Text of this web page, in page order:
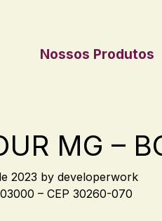
Nossos Produtos
MG –
2023 by developerwork
– CEP 30260-070